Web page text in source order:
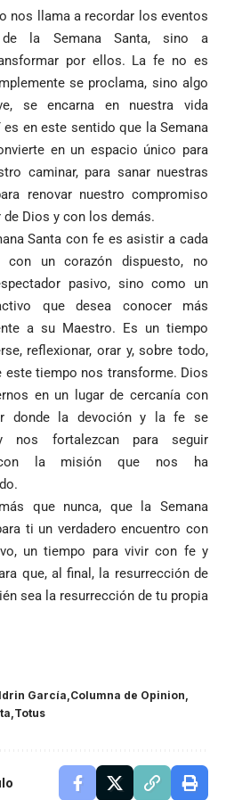
nos llama a recordar los eventos
de la Semana Santa, sino a
por ellos. La fe no es
se proclama, sino algo
se encarna en nuestra vida
en este sentido que la Semana
en un espacio único para
caminar, para sanar nuestras
renovar nuestro compromiso
Dios y con los demás.
Santa con fe es asistir a cada
con un corazón dispuesto, no
pasivo, sino como un
que desea conocer más
a su Maestro. Es un tiempo
reflexionar, orar y, sobre todo,
este tiempo nos transforme. Dios
en un lugar de cercanía con
donde la devoción y la fe se
nos fortalezcan para seguir
con la misión que nos ha
que nunca, que la Semana
ti un verdadero encuentro con
un tiempo para vivir con fe y
que, al final, la resurrección de
sea la resurrección de tu propia
García Columna de Opinion
Totus